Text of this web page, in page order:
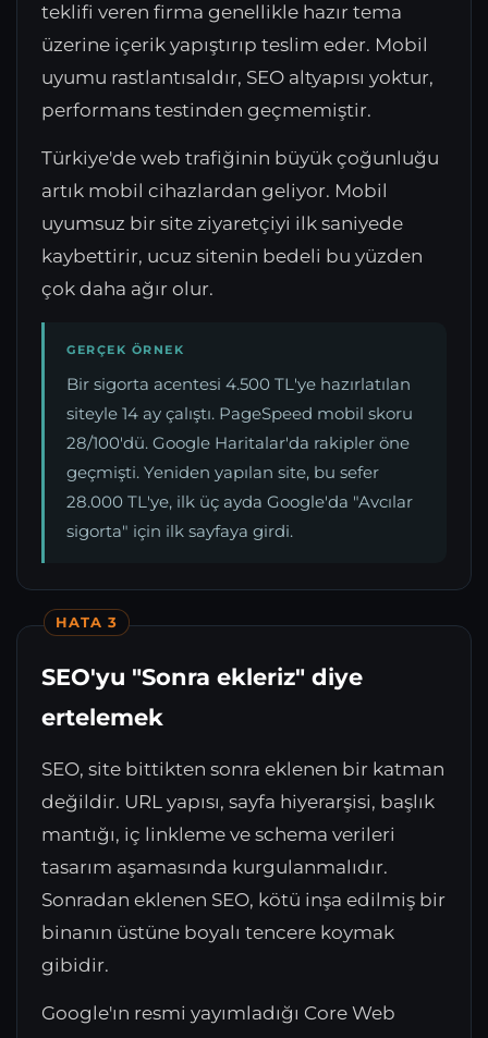
teklifi veren firma genellikle hazır tema
üzerine içerik yapıştırıp teslim eder. Mobil
uyumu rastlantısaldır, SEO altyapısı yoktur,
performans testinden geçmemiştir.
Türkiye'de web trafiğinin büyük çoğunluğu
artık mobil cihazlardan geliyor. Mobil
uyumsuz bir site ziyaretçiyi ilk saniyede
kaybettirir, ucuz sitenin bedeli bu yüzden
çok daha ağır olur.
GERÇEK ÖRNEK
Bir sigorta acentesi 4.500 TL'ye hazırlatılan
siteyle 14 ay çalıştı. PageSpeed mobil skoru
28/100'dü. Google Haritalar'da rakipler öne
geçmişti. Yeniden yapılan site, bu sefer
28.000 TL'ye, ilk üç ayda Google'da "Avcılar
sigorta" için ilk sayfaya girdi.
HATA 3
SEO'yu "Sonra ekleriz" diye
ertelemek
SEO, site bittikten sonra eklenen bir katman
değildir. URL yapısı, sayfa hiyerarşisi, başlık
mantığı, iç linkleme ve schema verileri
tasarım aşamasında kurgulanmalıdır.
Sonradan eklenen SEO, kötü inşa edilmiş bir
binanın üstüne boyalı tencere koymak
gibidir.
Google'ın resmi yayımladığı Core Web